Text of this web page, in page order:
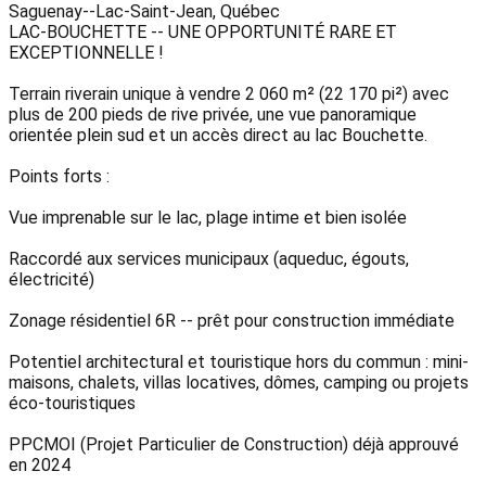
Saguenay--Lac-Saint-Jean, Québec
LAC-BOUCHETTE -- UNE OPPORTUNITÉ RARE ET
EXCEPTIONNELLE !
Terrain riverain unique à vendre 2 060 m² (22 170 pi²) avec
plus de 200 pieds de rive privée, une vue panoramique
orientée plein sud et un accès direct au lac Bouchette.
Points forts :
Vue imprenable sur le lac, plage intime et bien isolée
Raccordé aux services municipaux (aqueduc, égouts,
électricité)
Zonage résidentiel 6R -- prêt pour construction immédiate
Potentiel architectural et touristique hors du commun : mini-
maisons, chalets, villas locatives, dômes, camping ou projets
éco-touristiques
PPCMOI (Projet Particulier de Construction) déjà approuvé
en 2024